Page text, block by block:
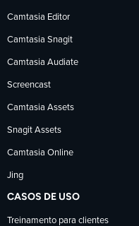
Camtasia Editor
Camtasia Snagit
Camtasia Audiate
Screencast
Camtasia Assets
Snagit Assets
Camtasia Online
Jing
CASOS DE USO
Treinamento para clientes